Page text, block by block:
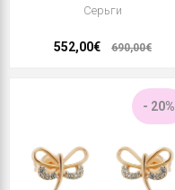
Серьги
552,00€ 690,00€
- 20%